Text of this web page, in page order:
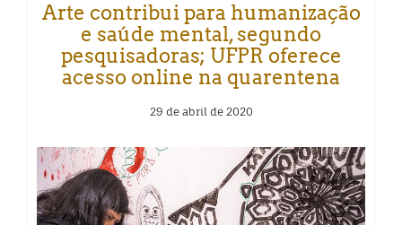
Arte contribui para humanização
e saúde mental, segundo
pesquisadoras; UFPR oferece
acesso online na quarentena
29 de abril de 2020